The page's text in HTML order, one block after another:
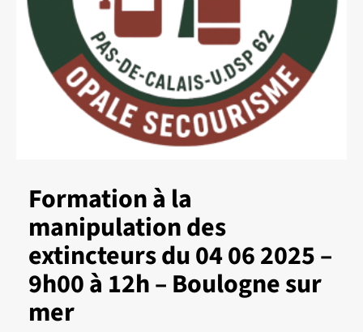
Formation à la
manipulation des
extincteurs du 04 06 2025 –
9h00 à 12h – Boulogne sur
mer